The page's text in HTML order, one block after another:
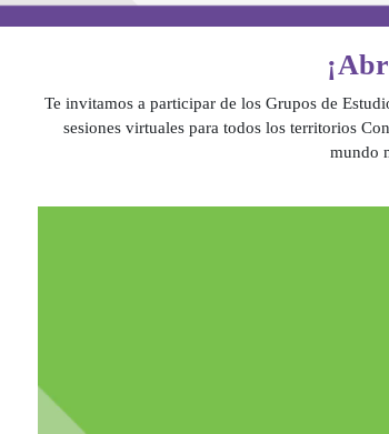
Te invitamos a participar de los Grupos de
sesiones virtuales para todos los territorios
mundo